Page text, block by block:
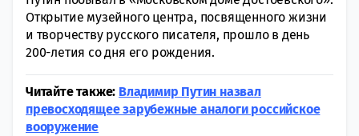
Открытие музейного центра, посвященного жизни
и творчеству русского писателя, прошло в день
200-летия со дня его рождения.
Читайте также: Владимир Путин назвал
превосходящее зарубежные аналоги российское
вооружение